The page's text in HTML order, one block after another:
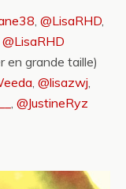
@LisaRHD,
@LisaRHD
en grande taille)
@lisazwj
@JustineRyz